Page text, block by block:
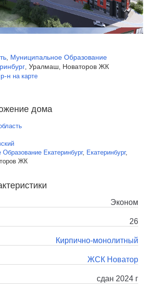
, Муниципальное Образование
, Уралмаш, Новаторов ЖК
н на карте
дома
Екатеринбург, Екатеринбург,
ЖК
Эконом
26
Кирпично-монолитный
ЖСК Новатор
сдан 2024 г